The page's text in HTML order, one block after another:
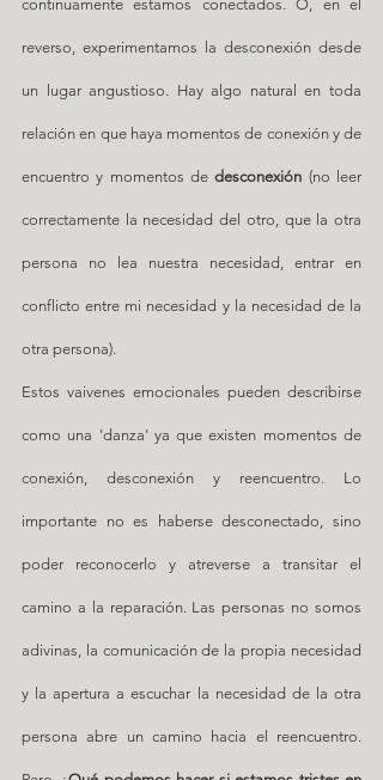
continuamente estamos conectados. O, en el
reverso, experimentamos la desconexión desde
un lugar angustioso. Hay algo natural en toda
relación en que haya momentos de conexión y de
encuentro y momentos de desconexión (no leer
correctamente la necesidad del otro, que la otra
persona no lea nuestra necesidad, entrar en
conflicto entre mi necesidad y la necesidad de la
otra persona).
Estos vaivenes emocionales pueden describirse
como una 'danza' ya que existen momentos de
conexión, desconexión y reencuentro. Lo
importante no es haberse desconectado, sino
poder reconocerlo y atreverse a transitar el
camino a la reparación. Las personas no somos
adivinas, la comunicación de la propia necesidad
y la apertura a escuchar la necesidad de la otra
persona abre un camino hacia el reencuentro.